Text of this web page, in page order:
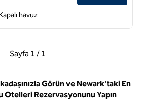
havuz
Sayfa 1 / 1
Sayfa, 1 / 1
Sayfa 1 / 1
Görün ve Newark'taki En
Otelleri Rezervasyonunu Yapın